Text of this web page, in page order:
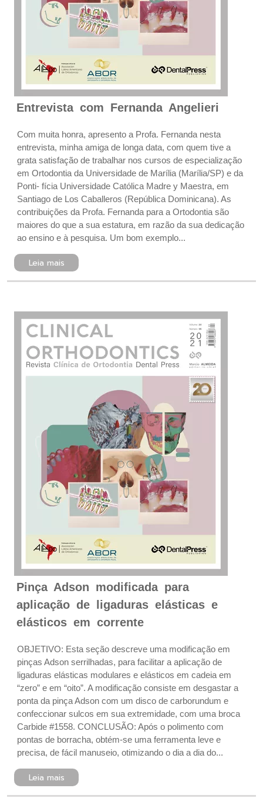
Entrevista com Fernanda Angelieri
Com muita honra, apresento a Profa. Fernanda nesta
entrevista, minha amiga de longa data, com quem tive a
grata satisfação de trabalhar nos cursos de especialização
em Ortodontia da Universidade de Marília (Marília/SP) e da
Ponti- fícia Universidade Católica Madre y Maestra, em
Santiago de Los Caballeros (República Dominicana). As
contribuições da Profa. Fernanda para a Ortodontia são
maiores do que a sua estatura, em razão da sua dedicação
ao ensino e à pesquisa. Um bom exemplo...
Leia mais
Pinça Adson modificada para
aplicação de ligaduras elásticas e
elásticos em corrente
OBJETIVO: Esta seção descreve uma modificação em
pinças Adson serrilhadas, para facilitar a aplicação de
ligaduras elásticas modulares e elásticos em cadeia em
“zero” e em “oito”. A modificação consiste em desgastar a
ponta da pinça Adson com um disco de carborundum e
confeccionar sulcos em sua extremidade, com uma broca
Carbide #1558. CONCLUSÃO: Após o polimento com
pontas de borracha, obtém-se uma ferramenta leve e
precisa, de fácil manuseio, otimizando o dia a dia do...
Leia mais